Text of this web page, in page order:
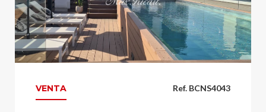
Ref. BCNS4043
VENTA